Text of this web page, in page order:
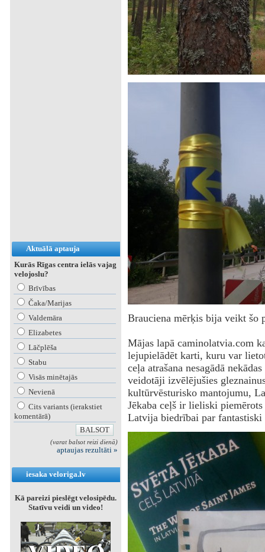
Aktuālā aptauja
Kurās Rīgas centra ielās vajag
velojoslu?
Brīvības
Čaka/Marijas
Valdemāra
Elizabetes
Lāčplēša
Stabu
Visās minētajās
Nevienā
Cits variants (ierakstiet
komentārā)
(varat balsot reizi dienā)
aptaujas rezultāti »
iesaka veloriga.lv
Kā pareizi pieslēgt velosipēdu.
Statīvu veidi un video!
Brauciena mērķis bija veikt šo
‌Mājas lapā caminolatvia.com
lejupielādēt karti, kuru var
ceļa atrašana nesagādā
veidotāji izvēlējušies
kultūrvēsturisko mantojumu,
Jēkaba ceļš ir lieliski
Latvija biedrībai par